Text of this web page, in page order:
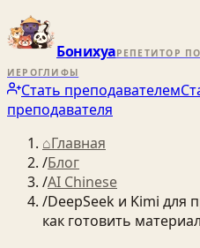
БонихуаРЕПЕТИТОР
ИЕРОГЛИФЫ
Стать преподавателем
преподавателя
⌂Главная
/Блог
/AI Chinese
/DeepSeek и Kimi для
как готовить